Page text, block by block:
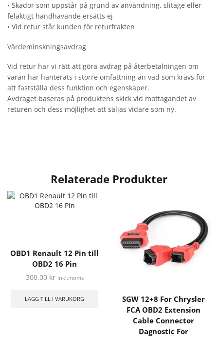
• Skador som uppstår på grund av användning, slitage eller
felaktigt handhavande ersätts ej
• Vid retur står kunden för returfrakten
Värdeminskningsavdrag
Vid retur har vi rätt att göra avdrag på återbetalningen om
varan har hanterats i större omfattning än vad som krävs för
att fastställa dess funktion och egenskaper.
Avdraget baseras på produktens skick vid mottagandet av
returen och dess möjlighet att säljas vidare som ny.
Relaterade Produkter
OBD1 Renault 12 Pin till
OBD2 16 Pin
300,00 kr inkl.moms
LÄGG TILL I VARUKORG
SGW 12+8 For Chrysler
FCA OBD2 Extension
Cable Connector
Dagnostic For